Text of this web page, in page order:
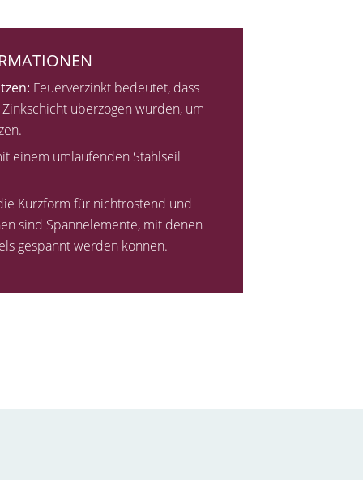
Feuerverzinkt bedeutet, dass
überzogen wurden, um
einem umlaufenden Stahlseil
Kurzform für nichtrostend und
sind Spannelemente, mit denen
gespannt werden können.